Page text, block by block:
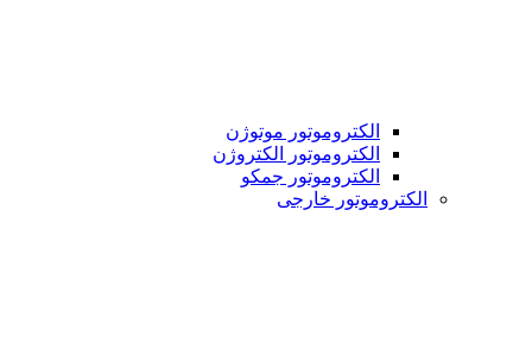
الکتروموتور موتوژن
الکتروموتور الکتروژن
الکتروموتور جمکو
الکتروموتور خارجی